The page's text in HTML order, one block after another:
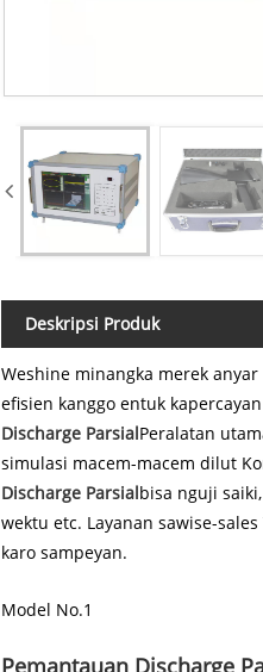
Deskripsi Produk
Weshine minangka merek
efisien kanggo entuk
Discharge ParsialPeralatan
simulasi macem-macem dilut
Discharge Parsialbisa nguji
wektu etc. Layanan sawise-sales
karo sampeyan.
Model No.1